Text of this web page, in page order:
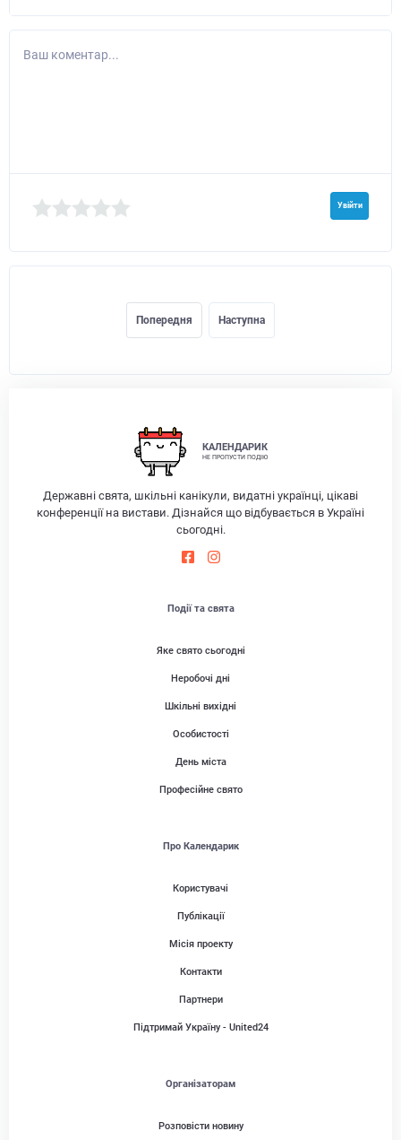
Ваш коментар...
Увійти
Попередня Наступна
КАЛЕНДАРИК
НЕ ПРОПУСТИ ПОДІЮ
Державні свята, шкільні канікули, видатні українці, цікаві
конференції на вистави. Дізнайся що відбувається в Україні
сьогодні.
Події та свята
Яке свято сьогодні
Неробочі дні
Шкільні вихідні
Особистості
День міста
Професійне свято
Про Календарик
Користувачі
Публікації
Місія проекту
Контакти
Партнери
Підтримай Україну - United24
Організаторам
Розповісти новину